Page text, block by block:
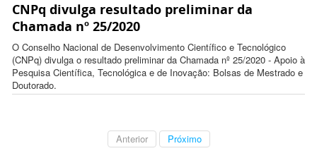
17:37:00 -0300
CNPq divulga resultado preliminar da
Chamada nº 25/2020
O Conselho Nacional de Desenvolvimento Científico e Tecnológico
(CNPq) divulga o resultado preliminar da Chamada nº 25/2020 - Apoio à
Pesquisa Científica, Tecnológica e de Inovação: Bolsas de Mestrado e
Doutorado.
Anterior Próximo